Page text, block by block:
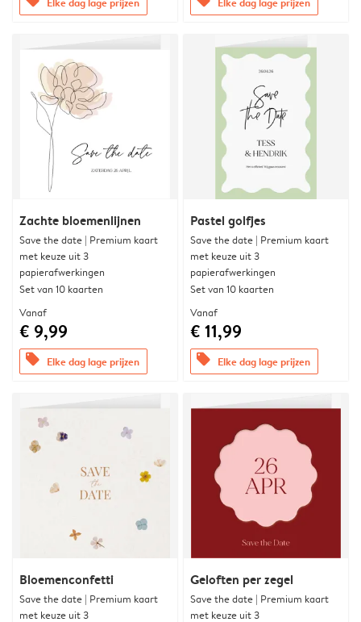
Zachte bloemenlijnen
Save the date | Premium kaart
met keuze uit 3
papierafwerkingen
Set van 10 kaarten
Vanaf
€ 9,99
offers Elke dag lage prijzen
Pastel golfjes
Save the date | Premium kaart
met keuze uit 3
papierafwerkingen
Set van 10 kaarten
Vanaf
€ 11,99
offers Elke dag lage prijzen
Bloemenconfetti
Save the date | Premium kaart
met keuze uit 3
Geloften per zegel
Save the date | Premium kaart
met keuze uit 3